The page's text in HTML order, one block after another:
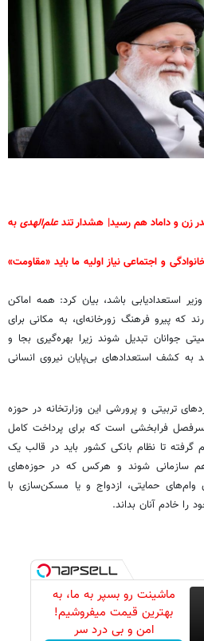
زن و داماد هم رسید| هشدار تندعلم‌الهدیبه
و اجتماعی نیاز اولیه ما باید «مقاومت»
استعدادیابی باشد، بیان کرد: همه اماکن
که پیرو فرهنگ زورخانه‌ای، به مکانی برای
جوانان تبدیل شوند زیرا بهره‌گیری بجا و
به کشف استعدادهای بی‌پایان نیروی انسانی
تربیتی و پرورشی این وزارتخانه در حوزه
فرابخشی است که برای پرداخت کامل
گرفته تا نظام بانکی کشور باید در قالب یک
سازمانی شوند و هرکس که در حوزه‌های
وام‌های حمایتی، ازدواج و یا مسکن‌سازی با
را خادم آنان بداند.
ماشینت رو بسپر به ما، به
بهترین قیمت میفروشیم!
امن و بی درد سر